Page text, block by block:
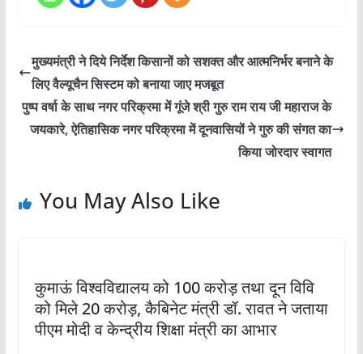
मुख्यमंत्री ने दिये निर्देश किसानों को सशक्त और आत्मनिर्भर बनाने के
लिए वैल्यूचैन सिस्टम को बनाया जाए मजबूत
पुष्प वर्षा के साथ नगर परिक्रमा में गूंजे श्री गुरु राम राय जी महाराज के
जयकारे, ऐतिहासिक नगर परिक्रमा में दूनवासियों ने गुरु की संगत का
किया जोरदार स्वागत
You May Also Like
कुमाऊं विश्वविद्यालय को 100 करोड़ तथा दून विवि
को मिले 20 करोड़, कैबिनेट मंत्री डॉ. रावत ने जताया
पीएम मोदी व केन्द्रीय शिक्षा मंत्री का आभार